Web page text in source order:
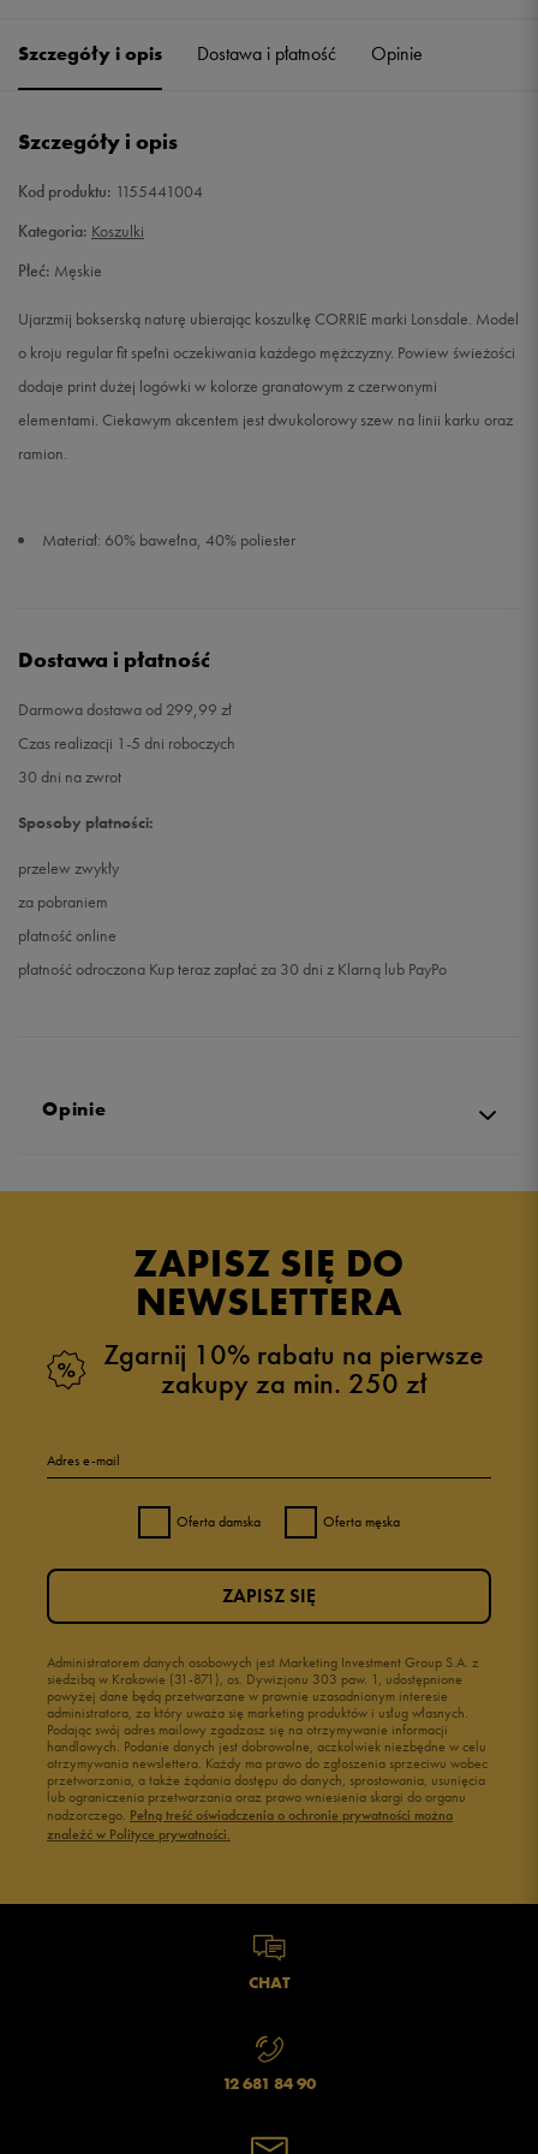
L Powiadom o dostępności
Szczegóły i opis Dostawa i płatność Opinie
Szczegóły i opis
Kod produktu: 1155441004
Kategoria: Koszulki
Płeć: Męskie
Ujarzmij bokserską naturę ubierając koszulkę CORRIE marki Lonsdale. Model
o kroju regular fit spełni oczekiwania każdego mężczyzny. Powiew świeżości
dodaje print dużej logówki w kolorze granatowym z czerwonymi
elementami. Ciekawym akcentem jest dwukolorowy szew na linii karku oraz
ramion.
Materiał: 60% bawełna, 40% poliester
Dostawa i płatność
Darmowa dostawa od 299,99 zł
Czas realizacji 1-5 dni roboczych
30 dni na zwrot
Sposoby płatności:
przelew zwykły
za pobraniem
płatność online
płatność odroczona Kup teraz zapłać za 30 dni z Klarną lub PayPo
Opinie
ZAPISZ SIĘ DO
NEWSLETTERA
Zgarnij 10% rabatu na pierwsze
zakupy za min. 250 zł
Adres e-mail
Oferta damska Oferta męska
Administratorem danych osobowych jest Marketing Investment Group S.A. z
siedzibą w Krakowie (31-871), os. Dywizjonu 303 paw. 1, udostępnione
powyżej dane będą przetwarzane w prawnie uzasadnionym interesie
administratora, za który uważa się marketing produktów i usług własnych.
Podając swój adres mailowy zgadzasz się na otrzymywanie informacji
handlowych. Podanie danych jest dobrowolne, aczkolwiek niezbędne w celu
otrzymywania newslettera. Każdy ma prawo do zgłoszenia sprzeciwu wobec
przetwarzania, a także żądania dostępu do danych, sprostowania, usunięcia
lub ograniczenia przetwarzania oraz prawo wniesienia skargi do organu
nadzorczego. Pełną treść oświadczenia o ochronie prywatności można
znaleźć w Polityce prywatności.
ZAPISZ SIĘ
CHAT
12 681 84 90